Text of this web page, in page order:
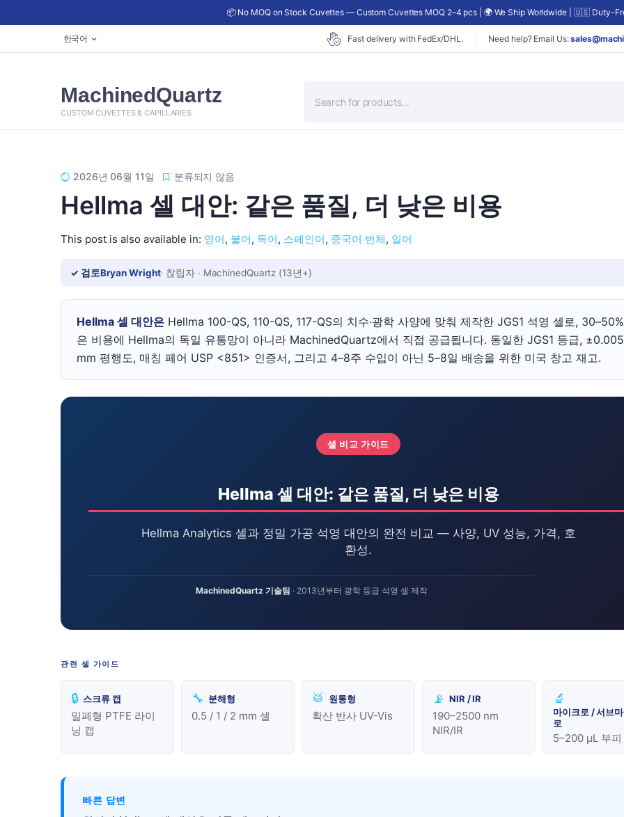
📦 No MOQ on Stock Cuvettes — Custom Cuvettes MOQ 2–4 pcs | 🌍 We Ship Worldwide | 🇺🇸 Duty-
한국어 Fast delivery with FedEx/DHL. Need help? Email Us:
MachinedQuartz
CUSTOM CUVETTES & CAPILLARIES
2026년 06월 11일 분류되지 않음
Hellma 셀 대안: 같은 품질, 더 낮은 비용
This post is also available in: 영어 불어 독어 스페인어 중국어 번체 일어
✓ 검토Bryan Wright· 찭립자 · MachinedQuartz (13년+)
Hellma 셀 대안은 Hellma 100-QS, 110-QS, 117-QS의 치수·광학 사양에 맞춰 제작한 JGS1 석영 셀로,
은 비용에 Hellma의 독일 유통망이 아니라 MachinedQuartz에서 직접 공급됩니다. 동일한 JGS1 등급, ±0.005
mm 평행도, 매칭 페어 USP <851> 인증서, 그리고 4–8주 수입이 아닌 5–8일 배송을 위한 미국 창고 재고.
셀 비교 가이드
Hellma 셀 대안: 같은 품질, 더 낮은 비용
Hellma Analytics 셀과 정밀 가공 석영 대안의 완전 비교 — 사양, UV 성능, 가격, 호
환성.
MachinedQuartz 기술팀 · 2013년부터 광학 등급 석영 셀 제작
관련 셀 가이드
🔒 스크류 캡
밀폐형 PTFE 라이
닝 캡
🔧 분해형
0.5 / 1 / 2 mm 셀
🥁 원통형
확산 반사 UV-Vis
📡 NIR / IR
190–2500 nm
NIR/IR
🔬
마이크로 / 서브
로
5–200 µL 부피
빠른 답변